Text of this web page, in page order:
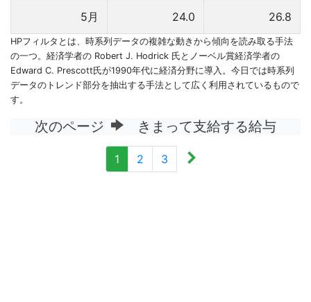
5月 24.0 26.8
HPフィルタとは、時系列データの複雑な動きから傾向を読み取る手法
の一つ。経済学者の Robert J. Hodrick 氏とノーベル賞経済学者の
Edward C. Prescott氏が1990年代に経済分野に導入。今日では時系列
データのトレンド部分を抽出する手法として広く利用されているもので
す。
次のページ きまって支給する給与
1 2 3